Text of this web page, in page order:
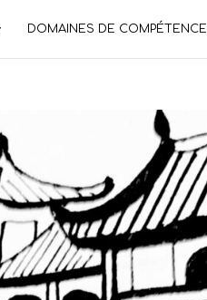
DOMAINES DE COMPÉTENCE